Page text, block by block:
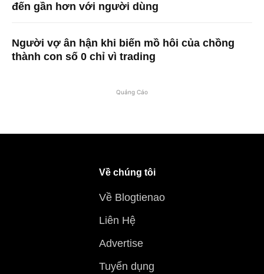
đến gần hơn với người dùng
Người vợ ân hận khi biến mồ hôi của chồng
thành con số 0 chỉ vì trading
Quảng Cáo
Về chúng tôi
Về Blogtienao
Liên Hệ
Advertise
Tuyển dụng